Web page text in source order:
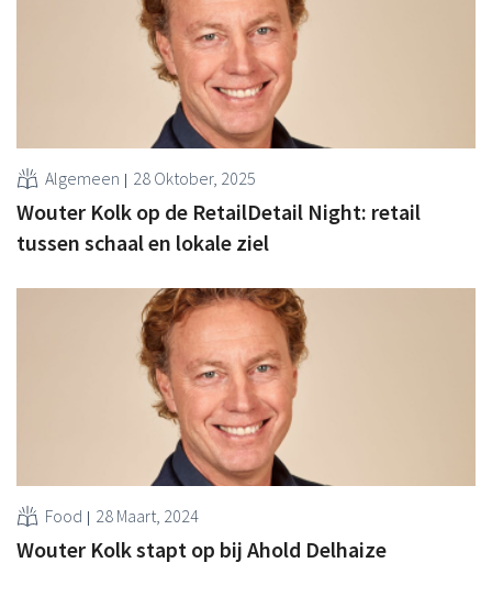
Algemeen 28 Oktober, 2025
Wouter Kolk op de RetailDetail Night: retail
tussen schaal en lokale ziel
Food 28 Maart, 2024
Wouter Kolk stapt op bij Ahold Delhaize